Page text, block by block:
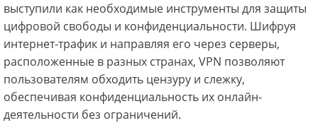
выступили как необходимые инструменты для защиты
цифровой свободы и конфиденциальности. Шифруя
интернет-трафик и направляя его через серверы,
расположенные в разных странах, VPN позволяют
пользователям обходить цензуру и слежку,
обеспечивая конфиденциальность их онлайн-
деятельности без ограничений.